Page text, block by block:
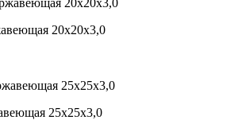
20х20х3,0
25х25х3,0